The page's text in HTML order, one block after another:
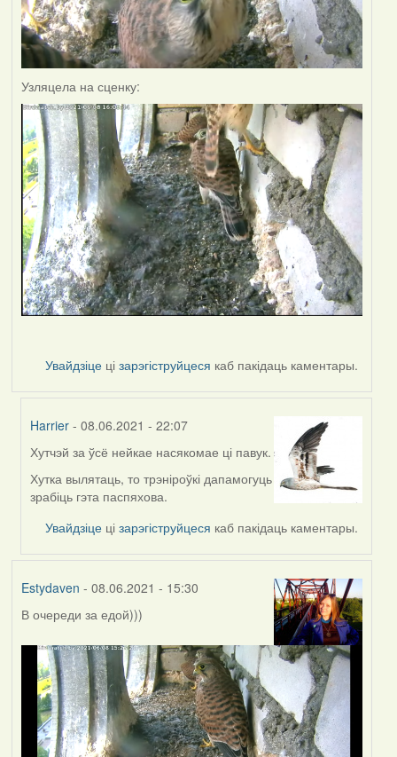
Узляцела на сценку:
Увайдзіце цізарэгіструйцеся каб пакідаць каментары.
Harrier - 08.06.2021 - 22:07
In
reply
to
Lighty
Хутчэй за ўсё нейкае насякомае ці павук.
Хутка вылятаць, то трэніроўкі дапамогуць
зрабіць гэта паспяхова.
Увайдзіце цізарэгіструйцеся каб пакідаць каментары.
Estydaven - 08.06.2021 - 15:30
В очереди за едой)))